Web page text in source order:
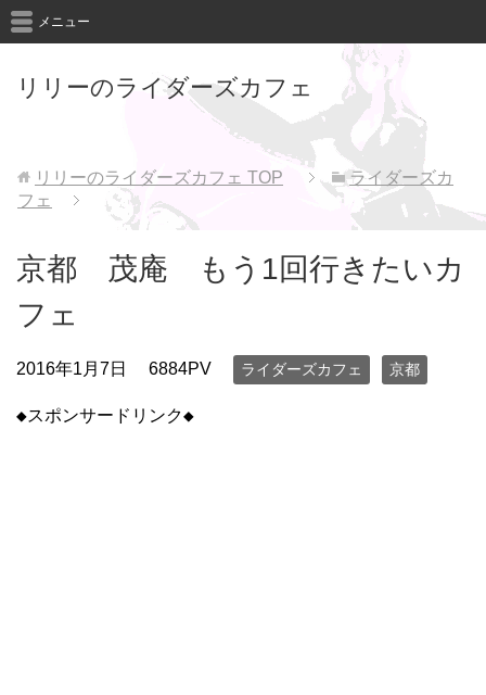
リリーのライダーズカフェ
メニュー
リリーのライダーズカフェ TOP
ライダーズカ
フェ
京都 茂庵 もう1回行きたいカ
フェ
2016年1月7日 6884PV ライダーズカフェ 京都
◆スポンサードリンク◆